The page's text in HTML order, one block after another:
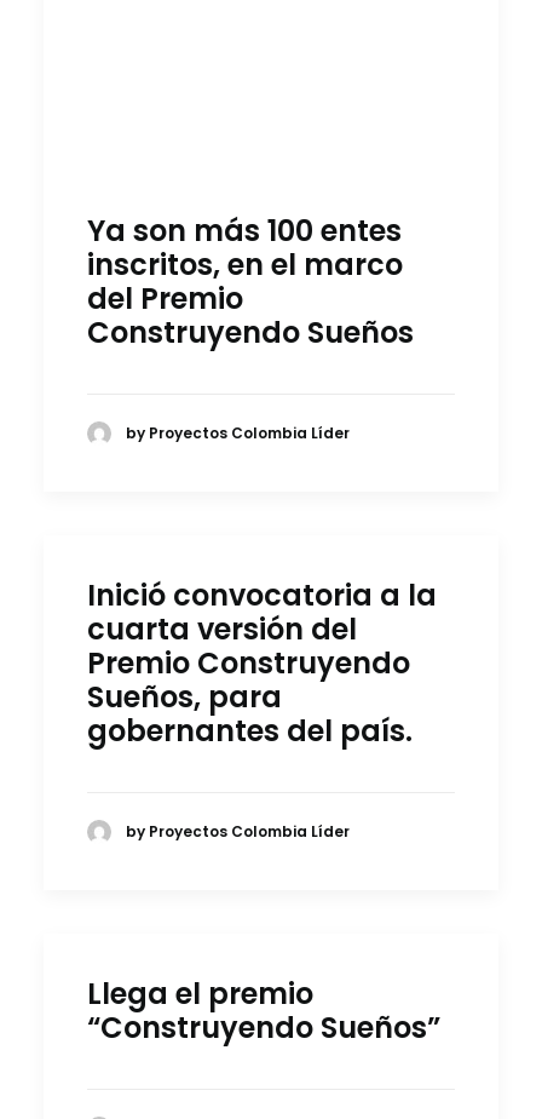
Ya son más 100 entes
inscritos, en el marco
del Premio
Construyendo Sueños
by Proyectos Colombia Líder
Inició convocatoria a la
cuarta versión del
Premio Construyendo
Sueños, para
gobernantes del país.
by Proyectos Colombia Líder
Llega el premio
“Construyendo Sueños”